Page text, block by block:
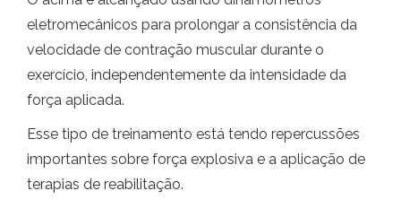
eletromecânicos para prolongar a consistência da
velocidade de contração muscular durante o
exercício, independentemente da intensidade da
força aplicada.
Esse tipo de treinamento está tendo repercussões
importantes sobre força explosiva e a aplicação de
terapias de reabilitação.